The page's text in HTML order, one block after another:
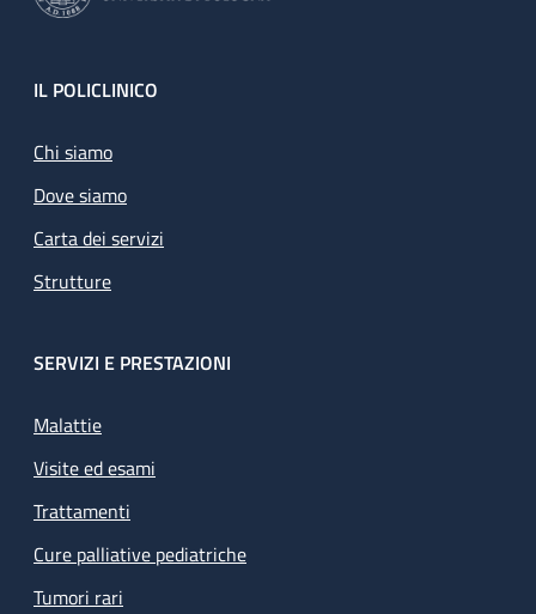
Footer
IL POLICLINICO
Chi siamo
Dove siamo
Carta dei servizi
Strutture
SERVIZI E PRESTAZIONI
Malattie
Visite ed esami
Trattamenti
Cure palliative pediatriche
Tumori rari